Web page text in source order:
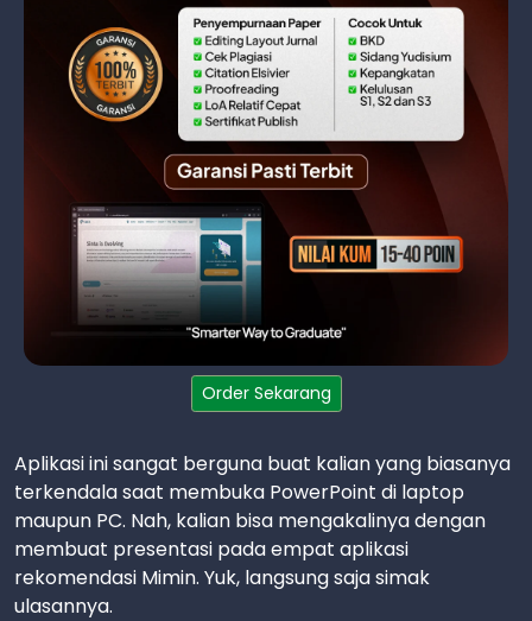
Order Sekarang
Aplikasi ini sangat berguna buat kalian yang biasanya
terkendala saat membuka PowerPoint di laptop
maupun PC. Nah, kalian bisa mengakalinya dengan
membuat presentasi pada empat aplikasi
rekomendasi Mimin. Yuk, langsung saja simak
ulasannya.